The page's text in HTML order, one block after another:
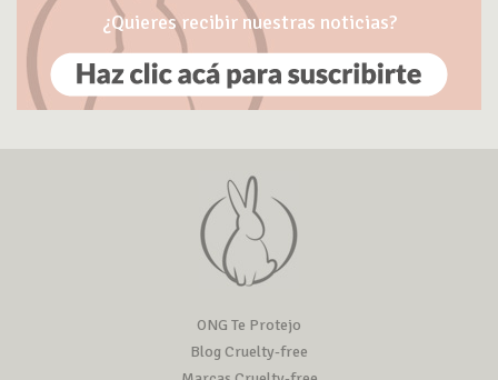
¿Quieres recibir nuestras noticias?
ONG Te Protejo
Blog Cruelty-free